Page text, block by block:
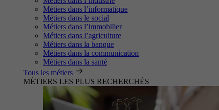
Métiers dans l’informatique
Métiers dans le social
Métiers dans l’immobilier
Métiers dans l’agriculture
Métiers dans la banque
Métiers dans la communication
Métiers dans la santé
Tous les métiers
MÉTIERS LES PLUS RECHERCHÉS